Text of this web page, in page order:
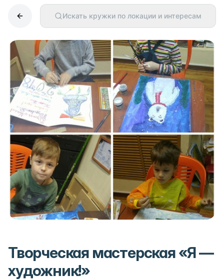
Искать кружки по локации и интересам
Творческая мастерская «Я —
художник!»